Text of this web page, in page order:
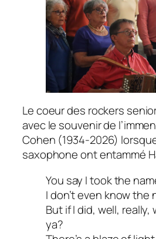
Le coeur des rockers
avec le souvenir de
Cohen (1934-2026)
saxophone ont entammé
You say I took the
I don’t even know the
But if I did, well, really,
ya?